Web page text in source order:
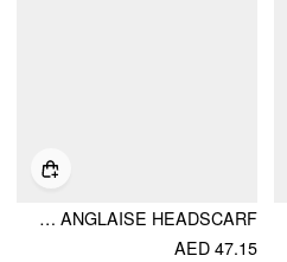
BRODERIE ANGLAISE HEADSCARF
AED 47.15